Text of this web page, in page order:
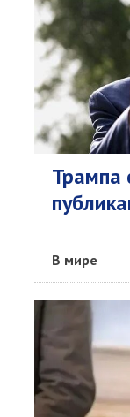
Трампа
В мире